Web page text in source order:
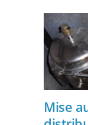
Mise